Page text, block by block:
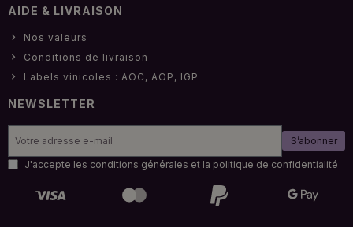
AIDE & LIVRAISON
Nos valeurs
Conditions de livraison
Labels vinicoles : AOC, AOP, IGP
NEWSLETTER
S’abonner
J'accepte les conditions générales et la politique de confidentialité